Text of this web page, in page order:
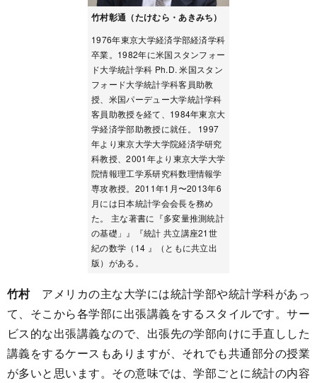
竹村彰通（たけむら・あきみち）
1976年東京大学経済学部経済学科
卒業。1982年に米国スタンフォー
ド大学統計学科 Ph.D. 米国スタン
フォード大学統計学科客員助教
授、米国パーデュー大学統計学科
客員助教授を経て、1984年東京大
学経済学部助教授に就任。 1997
年より東京大学大学院経済学研究
科教授、2001年より東京大学大学
院情報理工学系研究科数理情報学
専攻教授。2011年1月〜2013年6
月には日本統計学会会長を務め
た。 主な著書に『多変量推測統計
の基礎」』『統計 共立講座21世
紀の数学（14 』（ともに共立出
版）がある。
竹村アメリカの主な大学には統計学部や統計学科があっ
て、そこから各学部に出張講義をするスタイルです。サー
ビス的な出張講義なので、出張先の学部向けに手直しした
講義をするケースもありますが、それでも共通部分の授業
が多いと思います。その意味では、学部ごとに統計の内容